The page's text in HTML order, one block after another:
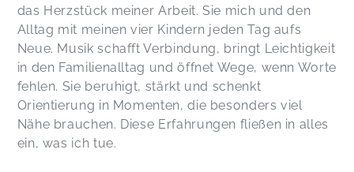
Ich liebe es endlich wieder die Hüfte zu
schwingen. Mit Marianne und den anderen Frauen
macht es gleich doppelt so viel Spaß. 🤩
Mawiba - Tanzen für Frauen & (werdende) Mamas
Stefanie,
das Herzstück meiner Arbeit. Sie mich und den
Alltag mit meinen vier Kindern jeden Tag aufs
Neue. Musik schafft Verbindung, bringt Leichtigkeit
in den Familienalltag und öffnet Wege, wenn Worte
fehlen. Sie beruhigt, stärkt und schenkt
Orientierung in Momenten, die besonders viel
Nähe brauchen. Diese Erfahrungen fließen in alles
ein, was ich tue.